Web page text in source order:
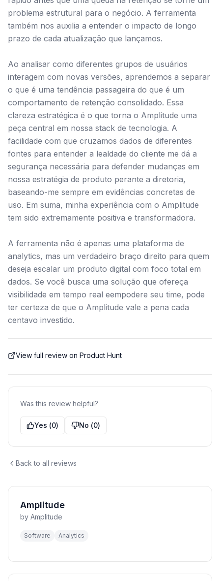
problema estrutural para o negócio. A ferramenta
também nos auxilia a entender o impacto de longo
prazo de cada atualização que lançamos.
Ao analisar como diferentes grupos de usuários
interagem com novas versões, aprendemos a separar
o que é uma tendência passageira do que é um
comportamento de retenção consolidado. Essa
clareza estratégica é o que torna o Amplitude uma
peça central em nossa stack de tecnologia. A
facilidade com que cruzamos dados de diferentes
fontes para entender a lealdade do cliente me dá a
segurança necessária para defender mudanças em
nossa estratégia de produto perante a diretoria,
baseando-me sempre em evidências concretas de
uso. Em suma, minha experiência com o Amplitude
tem sido extremamente positiva e transformadora.
A ferramenta não é apenas uma plataforma de
analytics, mas um verdadeiro braço direito para quem
deseja escalar um produto digital com foco total em
dados. Se você busca uma solução que ofereça
visibilidade em tempo real eempodere seu time, pode
ter certeza de que o Amplitude vale a pena cada
centavo investido.
View full review on Product Hunt
Was this review helpful?
Yes (0) No (0)
Back to all reviews
Amplitude
by Amplitude
Software Analytics